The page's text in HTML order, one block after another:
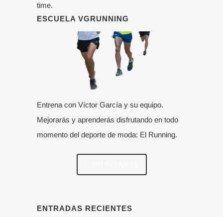
time.
ESCUELA VGRUNNING
Entrena con Víctor García y su equipo.
Mejorarás y aprenderás disfrutando en todo
momento del deporte de moda: El Running.
ENTRADAS RECIENTES